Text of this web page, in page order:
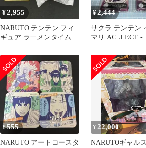
¥2,955
NARUTO テンテン フィ
ギュア ラーメンタイム
¥2,444
サクラ テンテン
マリ ACLLECT -
¥555
NARUTO アートコースタ
¥22,000
NARUTOギャル